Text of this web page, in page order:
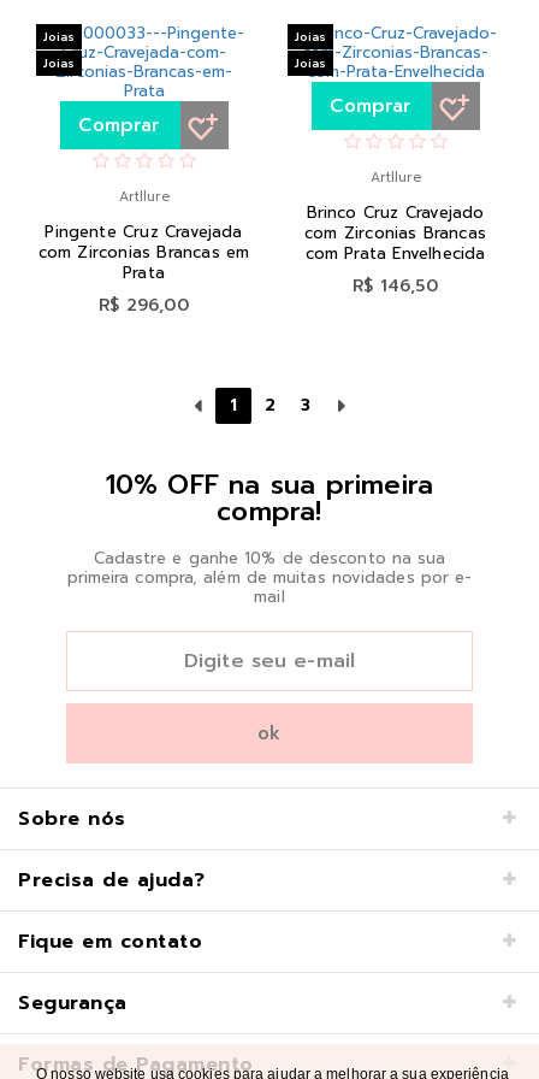
Comprar
Artllure
Pingente Cruz Cravejada
com Zirconias Brancas em
Prata
R$ 296,00
Joias
Joias
Comprar
Artllure
Brinco Cruz Cravejado
com Zirconias Brancas
com Prata Envelhecida
R$ 146,50
Joias
Joias
1 2 3
10% OFF na sua primeira
compra!
Cadastre e ganhe 10% de desconto na sua
primeira compra, além de muitas novidades por e-
mail
Sobre nós
Precisa de ajuda?
Fique em contato
Segurança
Formas de Pagamento
O nosso website usa cookies para ajudar a melhorar a sua experiência